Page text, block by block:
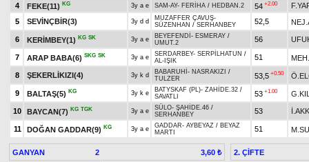
4
FEKE(11) KG 3y a e SAM-AY- FERİHA / HEDBAN.2 54 +2.00
5
SEVİNÇBİR(3) 3y d d MUZAFFER ÇAVUŞ-
SÜZENHAN / SERHANBEY 52,5
6 KERİMBEY(1) KG SK 3y a e BEYEFENDİ - ESMERAY /
UMUT.2
56
7 ARAP BABA(6) SKG SK 3y a e SERDARBEY- SERPİLHATUN /
AL-IŞIK
51
8 ŞEKERLİKIZI(4) 3y k d BABARUHİ - NASRAKIZI /
TULZER
53,5 +0.50
9 BALTAŞ(5) KG 3y k e BATYSKAF (PL)- ZAHİDE.32 /
SAVATLI
53 +1.00
10 BAYCAN(7) KG TGK 3y a e SÜLO- ŞAHİDE.46 /
SERHANBEY
53
11 DOĞAN GADDAR(9) KG 3y a e GADDAR- AYBEYAZ / BEYAZ
MARTI
51
GANYAN 2 3,60 ₺ 2. ÇİFTE